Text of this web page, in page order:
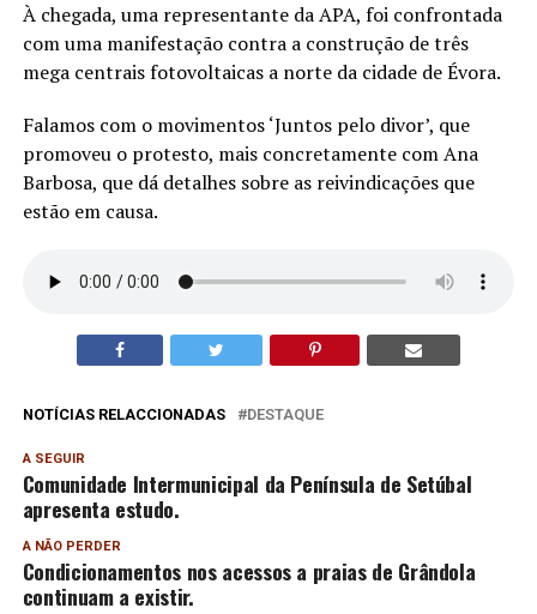
À chegada, uma representante da APA, foi confrontada
com uma manifestação contra a construção de três
mega centrais fotovoltaicas a norte da cidade de Évora.
Falamos com o movimentos ‘Juntos pelo divor’, que
promoveu o protesto, mais concretamente com Ana
Barbosa, que dá detalhes sobre as reivindicações que
estão em causa.
NOTÍCIAS RELACCIONADAS DESTAQUE
A SEGUIR
Comunidade Intermunicipal da Península de Setúbal
apresenta estudo.
A NÃO PERDER
Condicionamentos nos acessos a praias de Grândola
continuam a existir.